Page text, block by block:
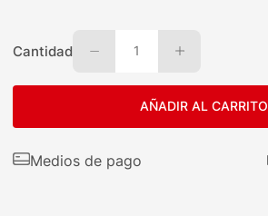
Cantidad 1
AÑADIR AL CARRITO
Medios de pago